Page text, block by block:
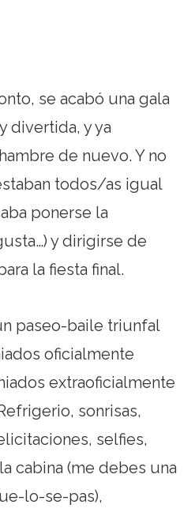
se acabó una gala
divertida, y ya
de nuevo. Y no
todos/as igual
ponerse la
y dirigirse de
la fiesta final.
paseo-baile triunfal
oficialmente
extraoficialmente
sonrisas,
selfies,
cabina (me debes una
lo-se-pas),